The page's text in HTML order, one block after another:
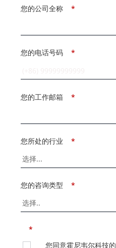
*
您的公司全称
*
您的电话号码
*
您的工作邮箱
*
您所处的行业
*
您的咨询类型
*
您同意霍尼韦尔科技的